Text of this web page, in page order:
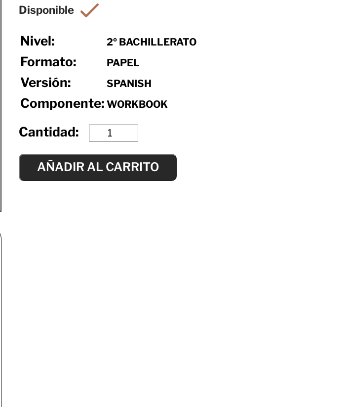
Nivel: 2º BACHILLERATO
Formato: PAPEL
Versión: SPANISH
Componente: WORKBOOK
AÑADIR AL CARRITO